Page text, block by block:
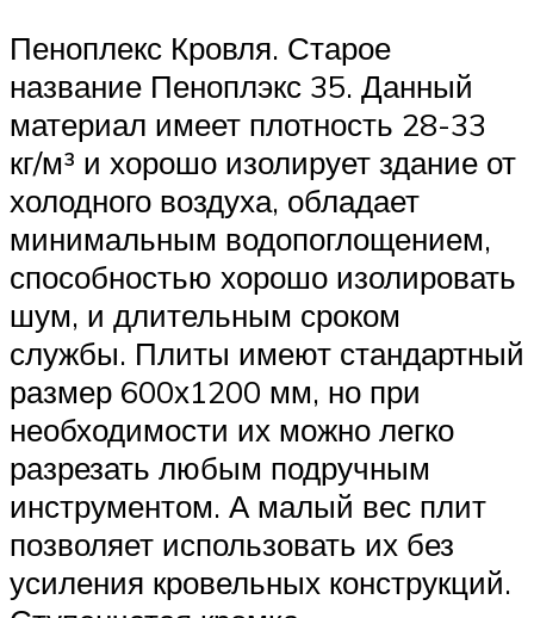
Пеноплекс Кровля. Старое
название Пеноплэкс 35. Данный
материал имеет плотность 28-33
кг/м³ и хорошо изолирует здание от
холодного воздуха, обладает
минимальным водопоглощением,
способностью хорошо изолировать
шум, и длительным сроком
службы. Плиты имеют стандартный
размер 600х1200 мм, но при
необходимости их можно легко
разрезать любым подручным
инструментом. А малый вес плит
позволяет использовать их без
усиления кровельных конструкций.